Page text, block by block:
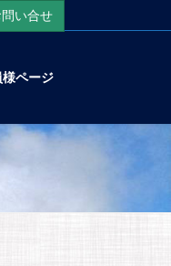
問い合せ
様ページ